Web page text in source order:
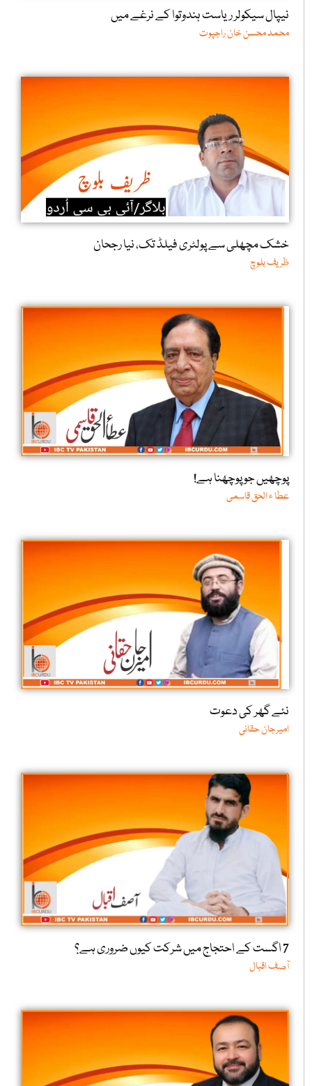
نیپال سیکولر ریاست ہندوتوا کے نرغے میں
محمد محسن خان راجپوت
خشک مچھلی سے پولٹری فیلڈ تک، نیا رجحان
ظریف بلوچ
پوچھیں جو پوچھنا ہے!
عطا ء الحق قاسمی
نئے گھر کی دعوت
امیرجان حقانی
7 اگست کے احتجاج میں شرکت کیوں ضروری ہے؟
آصف اقبال